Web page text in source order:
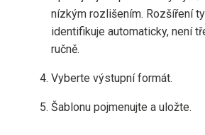
nízkým rozlišením. Rozšíření
identifikuje automaticky, není
ručně.
Vyberte výstupní formát.
Šablonu pojmenujte a uložte.